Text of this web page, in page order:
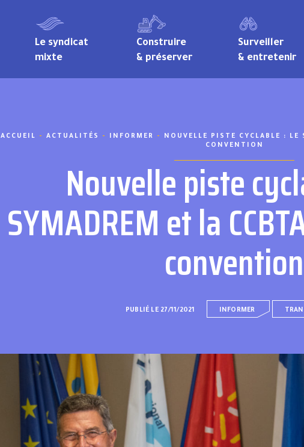
Le syndicat
mixte
Construire
& préserver
Surveiller
& entretenir
ACCUEIL - ACTUALITÉS - INFORMER -
NOUVELLE PISTE CYCLABLE :
CONVENTION
Nouvelle piste
SYMADREM et la
convention
PUBLIÉ LE 27/11/2021 INFORMER